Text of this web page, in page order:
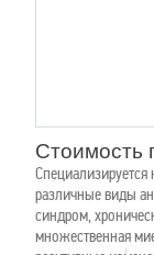
Стоимость
Специализируется
различные виды
синдром,
множественная